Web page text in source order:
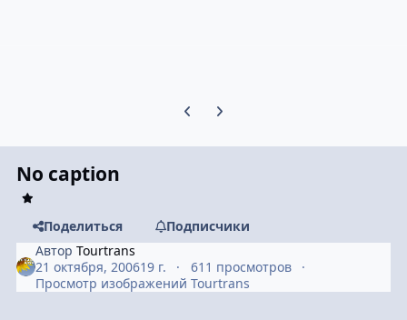
Предыдущий слайд карусели
Следующий слайд карусели
No caption
Поделиться
Подписчики
АвторTourtrans
21 октября, 200619 г.
611 просмотров
Просмотр изображений Tourtrans